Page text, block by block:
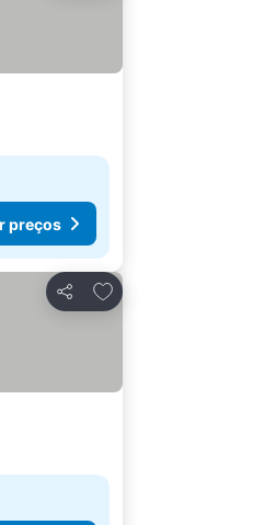
preços
Partilhar
Adicionar aos favoritos